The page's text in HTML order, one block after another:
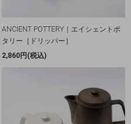
ANCIENT POTTERY｜エイシェントポ
タリー［ドリッパー］
2,860円(税込)